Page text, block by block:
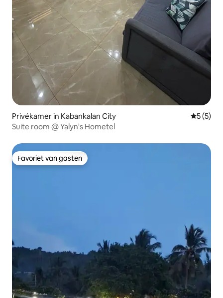
Privékamer in Kabankalan City
5 (5)
Suite room @ Yalyn's Hometel
Favoriet van gasten
Favoriet van gasten